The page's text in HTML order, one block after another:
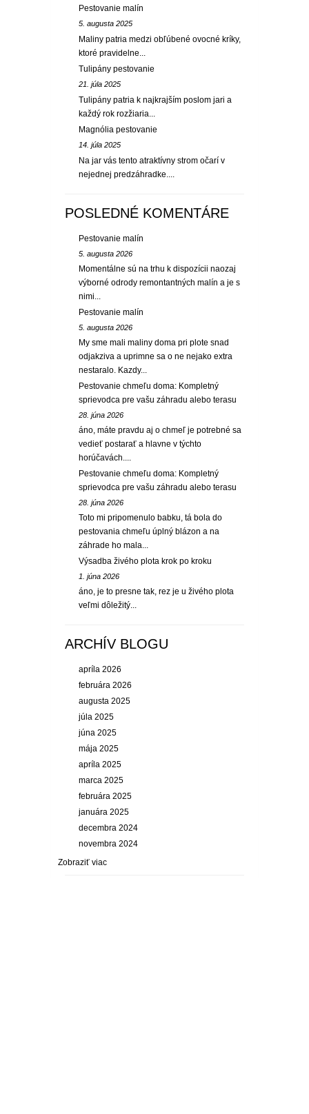
Pestovanie malín
5. augusta 2025
Maliny patria medzi obľúbené ovocné kríky,
ktoré pravidelne...
Tulipány pestovanie
21. júla 2025
Tulipány patria k najkrajším poslom jari a
každý rok rozžiaria...
Magnólia pestovanie
14. júla 2025
Na jar vás tento atraktívny strom očarí v
nejednej predzáhradke....
POSLEDNÉ KOMENTÁRE
Pestovanie malín
5. augusta 2026
Momentálne sú na trhu k dispozícii naozaj
výborné odrody remontantných malín a je s
nimi...
Pestovanie malín
5. augusta 2026
My sme mali maliny doma pri plote snad
odjakziva a uprimne sa o ne nejako extra
nestaralo. Kazdy...
Pestovanie chmeľu doma: Kompletný
sprievodca pre vašu záhradu alebo terasu
28. júna 2026
áno, máte pravdu aj o chmeľ je potrebné sa
vedieť postarať a hlavne v týchto
horúčavách....
Pestovanie chmeľu doma: Kompletný
sprievodca pre vašu záhradu alebo terasu
28. júna 2026
Toto mi pripomenulo babku, tá bola do
pestovania chmeľu úplný blázon a na
záhrade ho mala...
Výsadba živého plota krok po kroku
1. júna 2026
áno, je to presne tak, rez je u živého plota
veľmi dôležitý...
ARCHÍV BLOGU
apríla 2026
februára 2026
augusta 2025
júla 2025
júna 2025
mája 2025
apríla 2025
marca 2025
februára 2025
januára 2025
decembra 2024
novembra 2024
Zobraziť viac